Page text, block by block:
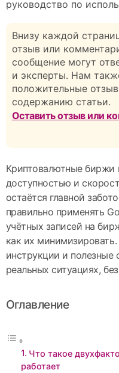
Внизу каждой
отзыв или
сообщение могут
и эксперты. Нам
положительные
содержанию статьи.
Оставить отзыв или
Криптовалютные биржи привлекают своей
доступностью и
остаётся главной
правильно применять
учётных записей на
как их
инструкции и полезные
реальных ситуациях,
Оглавление
Что такое
работает